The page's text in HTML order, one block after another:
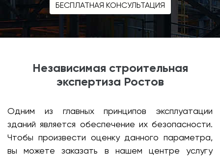
БЕСПЛАТНАЯ КОНСУЛЬТАЦИЯ
Независимая строительная
экспертиза Ростов
Одним из главных принципов эксплуатации
зданий является обеспечение их безопасности.
Чтобы произвести оценку данного параметра,
вы можете заказать в нашем центре услугу